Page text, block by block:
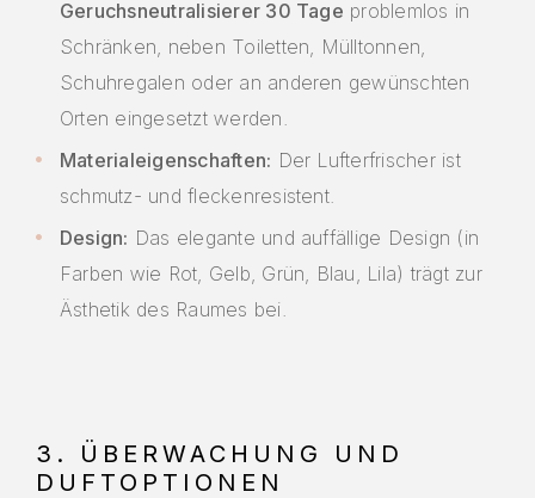
Geruchsneutralisierer 30 Tage problemlos in
Schränken, neben Toiletten, Mülltonnen,
Schuhregalen oder an anderen gewünschten
Orten eingesetzt werden.
Materialeigenschaften: Der Lufterfrischer ist
schmutz- und fleckenresistent.
Design: Das elegante und auffällige Design (in
Farben wie Rot, Gelb, Grün, Blau, Lila) trägt zur
Ästhetik des Raumes bei.
3. ÜBERWACHUNG UND
DUFTOPTIONEN